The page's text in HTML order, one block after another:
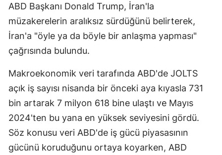
Gaziantep
Hakkari
Hatay
Isparta
Mersin
İstanbul
ABD Başkanı Donald Trump, İran'la
müzakerelerin aralıksız sürdüğünü belirterek,
İran'a "öyle ya da böyle bir anlaşma yapması"
çağrısında bulundu.
Makroekonomik veri tarafında ABD'de JOLTS
açık iş sayısı nisanda bir önceki aya kıyasla 731
bin artarak 7 milyon 618 bine ulaştı ve Mayıs
2024'ten bu yana en yüksek seviyesini gördü.
Söz konusu veri ABD'de iş gücü piyasasının
gücünü koruduğunu ortaya koyarken, ABD